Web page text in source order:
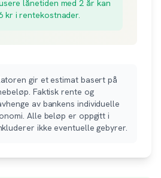
lånetiden med 2 år kan
kr i rentekostnader.
gir et estimat basert på
Faktisk rente og
av bankens individuelle
Alle beløp er oppgitt i
ikke eventuelle gebyrer.